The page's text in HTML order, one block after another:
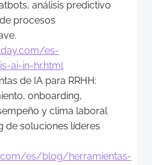
análisis predictivo
procesos
es-
ai-in-hr.html
de IA para RRHH:
onboarding,
y clima laboral
de soluciones líderes
es/blog/herramientas-